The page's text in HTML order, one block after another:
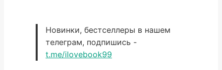
Новинки, бестселлеры в нашем
телеграм, подпишись -
t.me/ilovebook99